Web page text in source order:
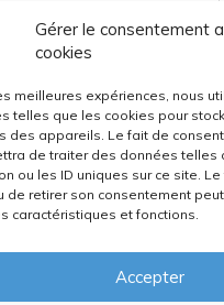
Gérer le consentement
cookies
meilleures expériences, nous
telles que les cookies pour
des appareils. Le fait de
de traiter des données telles
ou les ID uniques sur ce site.
de retirer son consentement
caractéristiques et fonctions.
Accepter